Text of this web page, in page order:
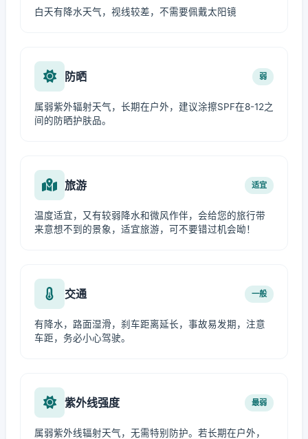
白天有降水天气，视线较差，不需要佩戴太阳镜
防晒 弱
属弱紫外辐射天气，长期在户外，建议涂擦SPF在8-12之
间的防晒护肤品。
旅游 适宜
温度适宜，又有较弱降水和微风作伴，会给您的旅行带
来意想不到的景象，适宜旅游，可不要错过机会呦！
交通 一般
有降水，路面湿滑，刹车距离延长，事故易发期，注意
车距，务必小心驾驶。
紫外线强度 最弱
属弱紫外线辐射天气，无需特别防护。若长期在户外，